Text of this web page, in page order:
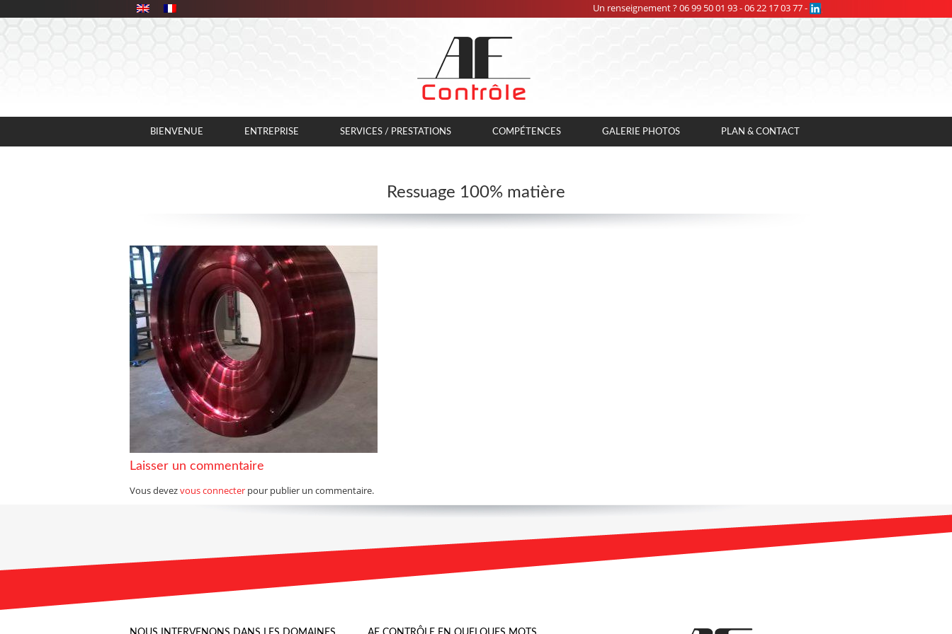
Un renseignement ? 06 99 50 01 93 - 06 22 17 03 77 -
BIENVENUE ENTREPRISE SERVICES / PRESTATIONS COMPÉTENCES GALERIE PHOTOS PLAN & CONTACT
Ressuage 100% matière
Laisser un commentaire
Vous devezvous connecter pour publier un commentaire.